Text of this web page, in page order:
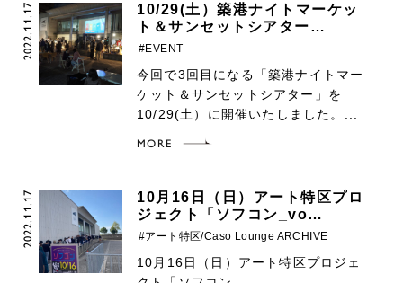
2022.11.17
10/29(土）築港ナイトマーケッ
ト＆サンセットシアター…
#EVENT
今回で3回目になる「築港ナイトマー
ケット＆サンセットシアター」を
10/29(土）に開催いたしました。...
MORE
2022.11.17
10月16日（日）アート特区プロ
ジェクト「ソフコン_vo…
#アート特区/Caso Lounge ARCHIVE
10月16日（日）アート特区プロジェ